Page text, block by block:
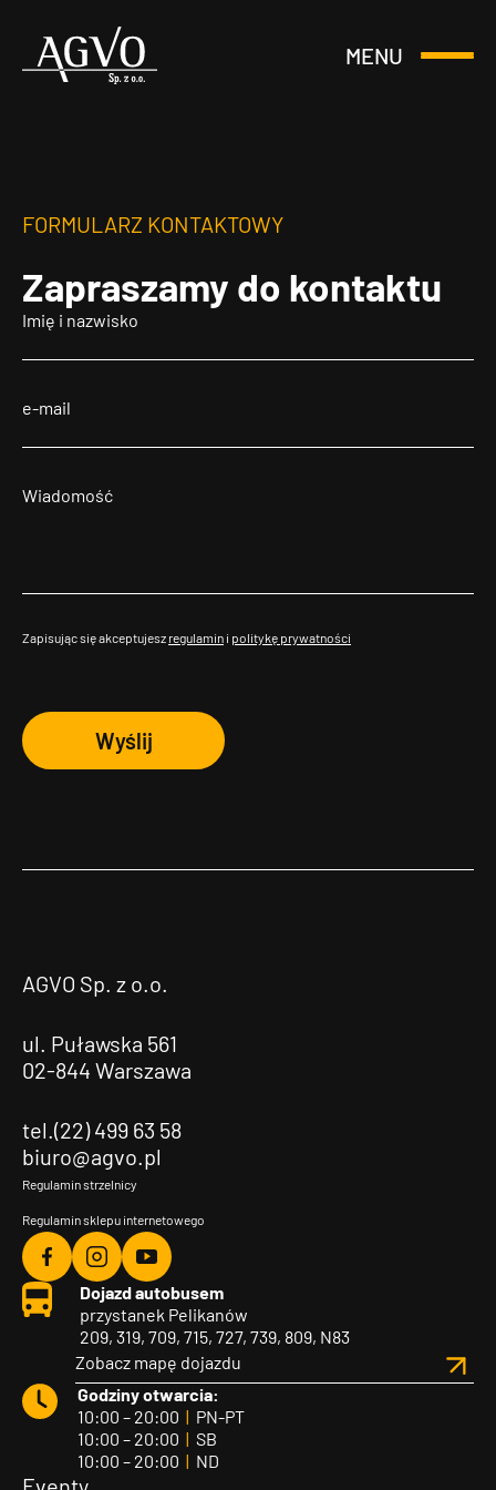
Header
MENU
Otwórz
FORMULARZ KONTAKTOWY
Zapraszamy do kontaktu
Zapisując się akceptujesz regulamin i politykę prywatności
Wyślij
AGVO Sp. z o.o.
ul. Puławska 561
02-844 Warszawa
tel.(22) 499 63 58
biuro@agvo.pl
Regulamin strzelnicy
Regulamin sklepu internetowego
Agvo
Facebook
Agvo
Instagram
Agvo
YouTube
Dojazd autobusem
przystanek Pelikanów
209, 319, 709, 715, 727, 739, 809, N83
Zobacz mapę dojazdu
Godziny otwarcia:
10:00 – 20:00 | PN-PT
10:00 – 20:00 | SB
10:00 – 20:00 | ND